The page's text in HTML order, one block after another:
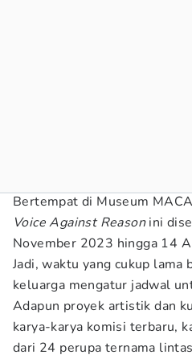
Bertempat di Museum
Voice Against Reasonini
November 2023 hingga 14
Jadi, waktu yang cukup lama
keluarga mengatur jadwal
Adapun proyek artistik dan
karya-karya komisi terbaru,
dari 24 perupa ternama